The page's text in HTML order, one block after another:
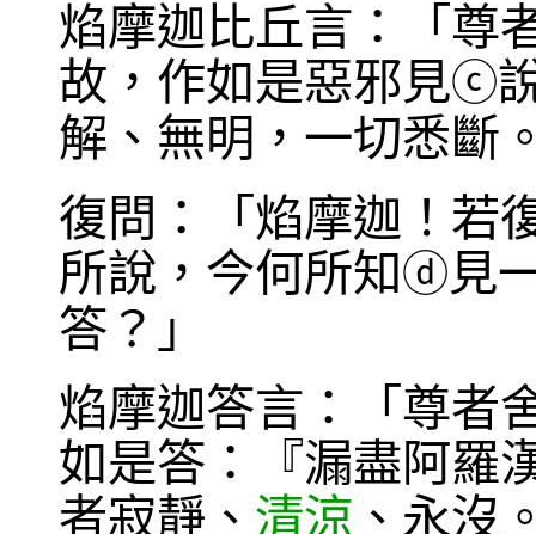
焰摩迦比丘言：「尊
故，作如是惡邪見ⓒ
解、無明，一切悉斷
復問：「焰摩迦！若
所說，今何所知ⓓ見
答？」
焰摩迦答言：「尊者
如是答：『漏盡阿羅
者寂靜、 清涼 、永沒